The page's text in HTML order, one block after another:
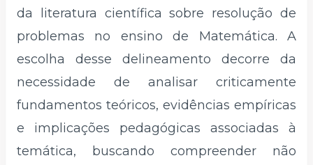
da literatura científica sobre resolução de
problemas no ensino de Matemática. A
escolha desse delineamento decorre da
necessidade de analisar criticamente
fundamentos teóricos, evidências empíricas
e implicações pedagógicas associadas à
temática, buscando compreender não